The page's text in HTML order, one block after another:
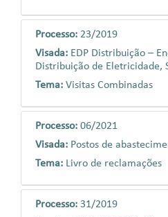
Processo: 23/2019
Visada: EDP Distribuição –
Distribuição de Eletricidade,
Tema: Visitas Combinadas
Processo: 06/2021
Visada: Postos de
Tema: Livro de reclamações
Processo: 31/2019